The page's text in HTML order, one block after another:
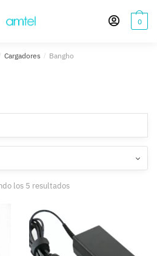
0
/ Cargadores / Bangho
los 5 resultados